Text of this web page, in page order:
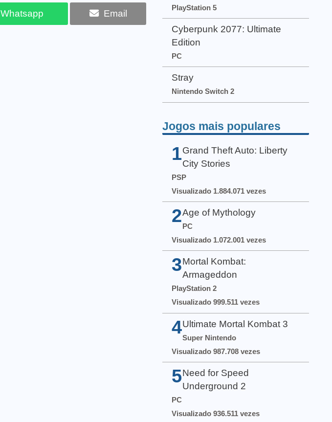
Whatsapp Email
PlayStation 5
Cyberpunk 2077: Ultimate
Edition
PC
Stray
Nintendo Switch 2
Jogos mais populares
1 Grand Theft Auto: Liberty
City Stories
PSP
Visualizado 1.884.071 vezes
2Age of Mythology
PC
Visualizado 1.072.001 vezes
3 Mortal Kombat:
Armageddon
PlayStation 2
Visualizado 999.511 vezes
4 Ultimate Mortal Kombat 3
Super Nintendo
Visualizado 987.708 vezes
5 Need for Speed
Underground 2
PC
Visualizado 936.511 vezes